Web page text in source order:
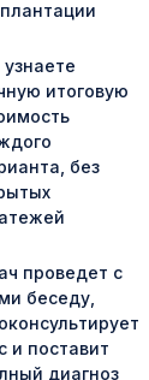
итоговую
без
проведет с
беседу,
и поставит
диагноз